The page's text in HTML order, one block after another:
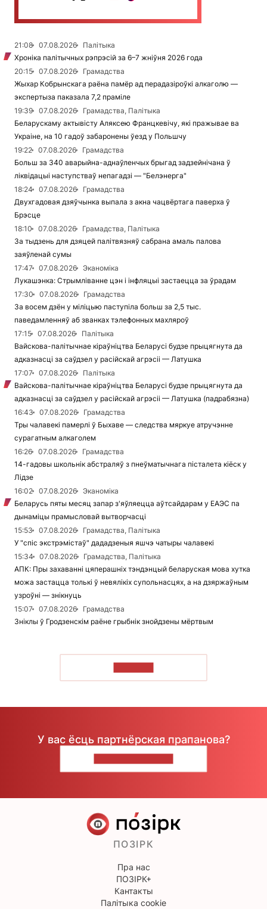
21:08 07.08.2026
Палітыка
Хроніка палітычных рэпрэсій за 6–7 жніўня 2026 года
20:15
07.08.2026
Грамадства
Жыхар Кобрынскага раёна памёр ад перадазіроўкі алкаголю —
экспертыза паказала 7,2 праміле
19:39
07.08.2026
Грамадства, Палітыка
Беларускаму актывісту Аляксею Францкевічу, які пражывае ва
Украіне, на 10 гадоў забаронены ўезд у Польшчу
19:22
07.08.2026
Грамадства
Больш за 340 аварыйна-аднаўленчых брыгад задзейнічана ў
ліквідацыі наступстваў непагадзі — "Белэнерга"
18:24
07.08.2026
Грамадства
Двухгадовая дзяўчынка выпала з акна чацвёртага паверха ў
Брэсце
18:10
07.08.2026
Грамадства, Палітыка
За тыдзень для дзяцей палітвязняў сабрана амаль палова
заяўленай сумы
17:47
07.08.2026
Эканоміка
Лукашэнка: Стрымліванне цэн і інфляцыі застаецца за ўрадам
17:30
07.08.2026
Грамадства
За восем дзён у міліцыю паступіла больш за 2,5 тыс.
паведамленняў аб званках тэлефонных махляроў
17:15
07.08.2026
Палітыка
Вайскова-палітычнае кіраўніцтва Беларусі будзе прыцягнута да
адказнасці за саўдзел у расійскай агрэсіі — Латушка
17:07
07.08.2026
Палітыка
Вайскова-палітычнае кіраўніцтва Беларусі будзе прыцягнута да
адказнасці за саўдзел у расійскай агрэсіі — Латушка (падрабязна)
16:43
07.08.2026
Грамадства
Тры чалавекі памерлі ў Быхаве — следства мяркуе атручэнне
сурагатным алкаголем
16:26
07.08.2026
Грамадства
14-гадовы школьнік абстраляў з пнеўматычнага пісталета кіёск у
Лідзе
16:02
07.08.2026
Эканоміка
Беларусь пяты месяц запар з'яўляецца аўтсайдарам у ЕАЭС па
дынаміцы прамысловай вытворчасці
15:53
07.08.2026
Грамадства, Палітыка
У "спіс экстрэмістаў" дададзеныя яшчэ чатыры чалавекі
15:34
07.08.2026
Грамадства, Палітыка
АПК: Пры захаванні цяперашніх тэндэнцый беларуская мова хутка
можа застацца толькі ў невялікіх супольнасцях, а на дзяржаўным
узроўні — знікнуць
15:07
07.08.2026
Грамадства
Зніклы ў Гродзенскім раёне грыбнік знойдзены мёртвым
У вас ёсць партнёрская прапанова?
ПОЗІРК
Пра нас
ПОЗІРК+
Кантакты
Палітыка cookie